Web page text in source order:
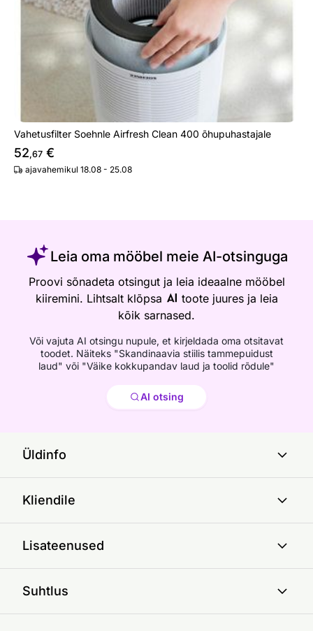
Vahetusfilter Soehnle Airfresh Clean 400 õhupuhastajale
52,67 €
ajavahemikul 18.08 - 25.08
Leia oma mööbel meie AI-otsinguga
Proovi sõnadeta otsingut ja leia ideaalne mööbel
kiiremini. Lihtsalt klõpsa
toote juures ja leia
kõik sarnased.
Või vajuta AI otsingu nupule, et kirjeldada oma otsitavat
toodet. Näiteks "Skandinaavia stiilis tammepuidust
laud" või "Väike kokkupandav laud ja toolid rõdule"
AI otsing
Üldinfo
Kliendile
Lisateenused
Suhtlus